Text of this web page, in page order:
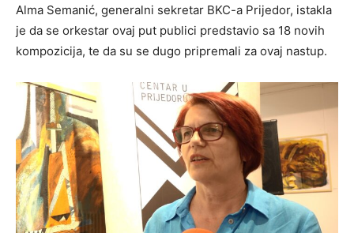
Alma Semanić, generalni sekretar BKC-a Prijedor, istakla
je da se orkestar ovaj put publici predstavio sa 18 novih
kompozicija, te da su se dugo pripremali za ovaj nastup.